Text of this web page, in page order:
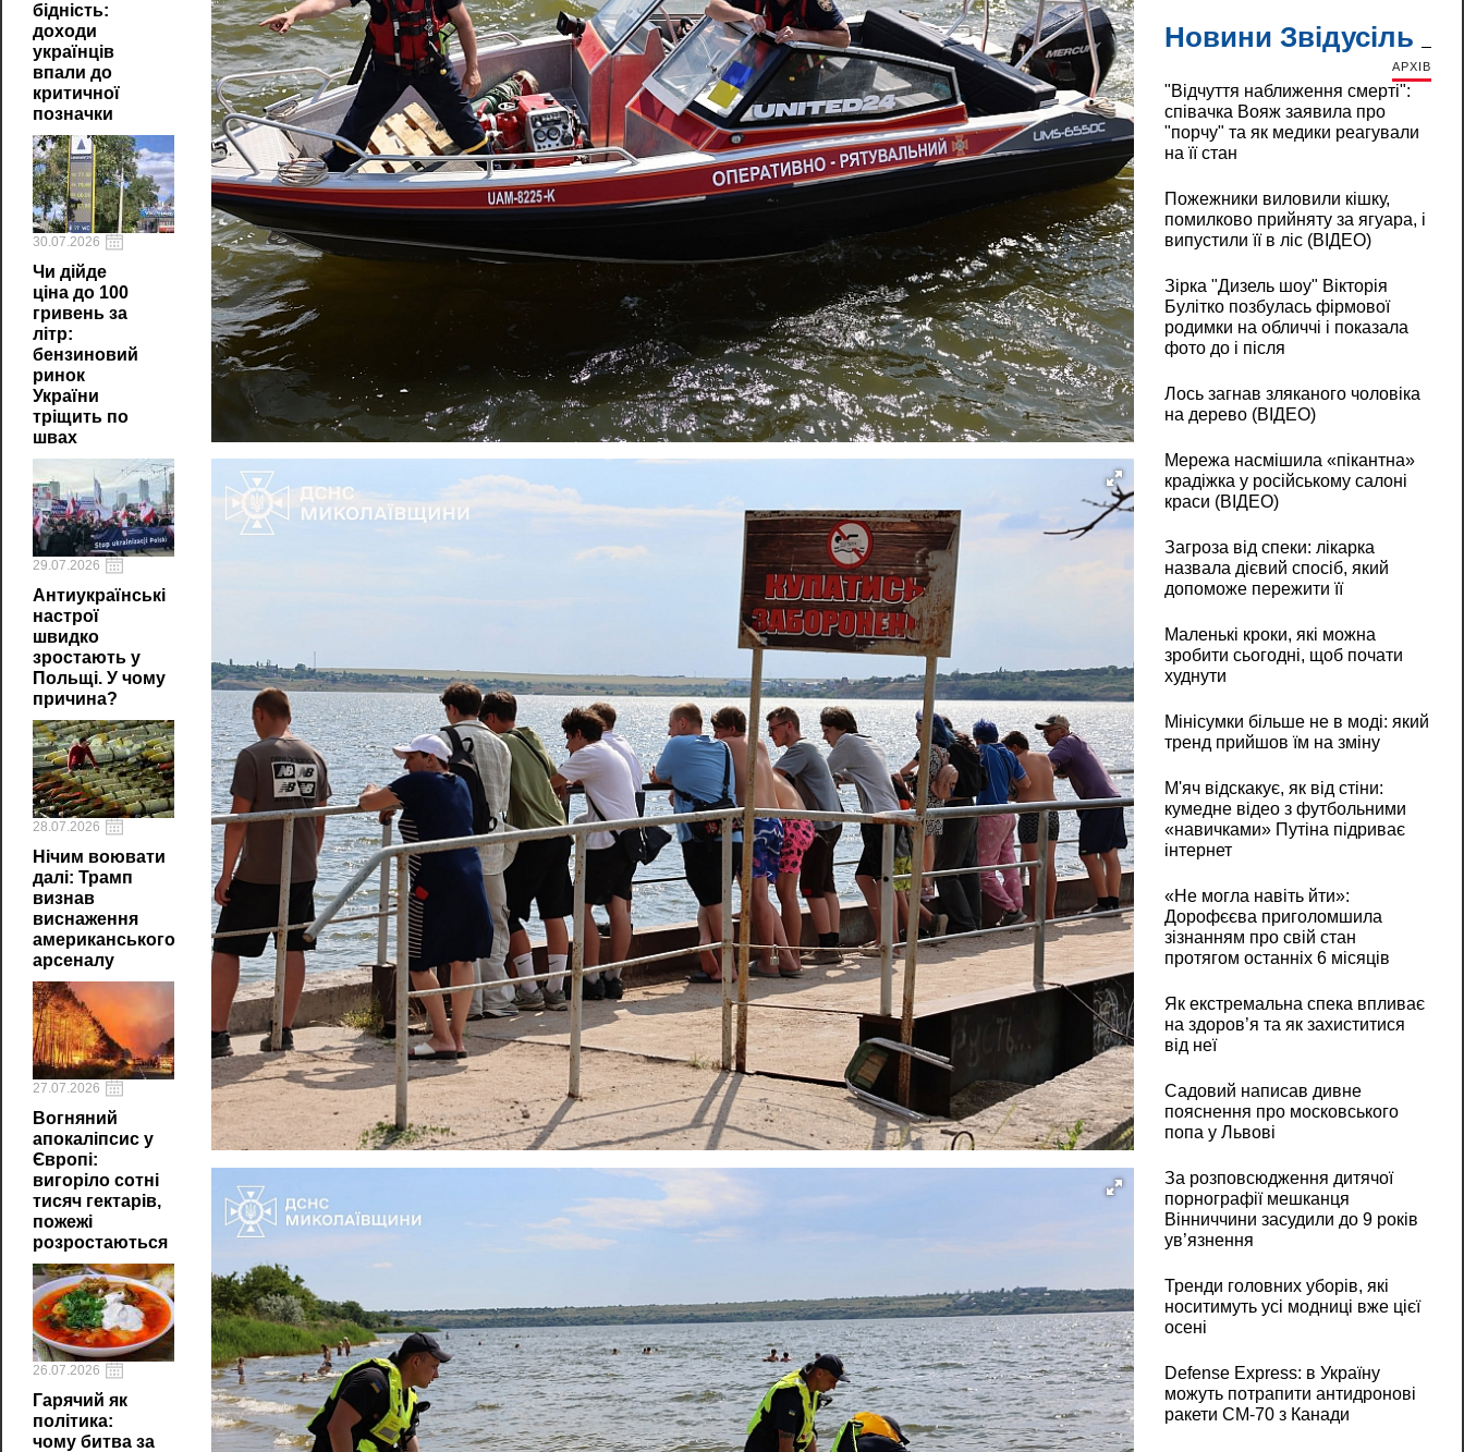
бідність:
доходи
українців
впали до
критичної
позначки
30.07.2026
Чи дійде
ціна до 100
гривень за
літр:
бензиновий
ринок
України
тріщить по
швах
29.07.2026
Антиукраїнські
настрої
швидко
зростають у
Польщі. У чому
причина?
28.07.2026
Нічим воювати
далі: Трамп
визнав
виснаження
американського
арсеналу
27.07.2026
Вогняний
апокаліпсис у
Європі:
вигоріло сотні
тисяч гектарів,
пожежі
розростаються
26.07.2026
Гарячий як
політика:
чому битва за
Новини Звідусіль
АРХІВ
"Відчуття наближення смерті":
співачка Вояж заявила про
"порчу" та як медики реагували
на її стан
Пожежники виловили кішку,
помилково прийняту за ягуара, і
випустили її в ліс (ВІДЕО)
Зірка "Дизель шоу" Вікторія
Булітко позбулась фірмової
родимки на обличчі і показала
фото до і після
Лось загнав зляканого чоловіка
на дерево (ВІДЕО)
Мережа насмішила «пікантна»
крадіжка у російському салоні
краси (ВІДЕО)
Загроза від спеки: лікарка
назвала дієвий спосіб, який
допоможе пережити її
Маленькі кроки, які можна
зробити сьогодні, щоб почати
худнути
Мінісумки більше не в моді: який
тренд прийшов їм на зміну
М'яч відскакує, як від стіни:
кумедне відео з футбольними
«навичками» Путіна підриває
інтернет
«Не могла навіть йти»:
Дорофєєва приголомшила
зізнанням про свій стан
протягом останніх 6 місяців
Як екстремальна спека впливає
на здоров’я та як захиститися
від неї
Садовий написав дивне
пояснення про московського
попа у Львові
За розповсюдження дитячої
порнографії мешканця
Вінниччини засудили до 9 років
ув’язнення
Тренди головних уборів, які
носитимуть усі модниці вже цієї
осені
Defense Express: в Україну
можуть потрапити антидронові
ракети CM-70 з Канади